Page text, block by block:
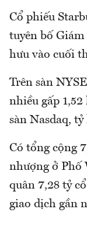
Cổ phiếu
tuyên bố
hưu vào cuối
Trên sàn
nhiều gấp
sàn Nasdaq,
Có tổng cộng
nhượng ở Phố
quân 7,28 tỷ
giao dịch gần